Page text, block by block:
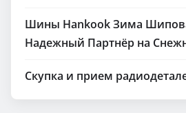
Шины Hankook Зима
Надежный Партнёр на
Скупка и прием